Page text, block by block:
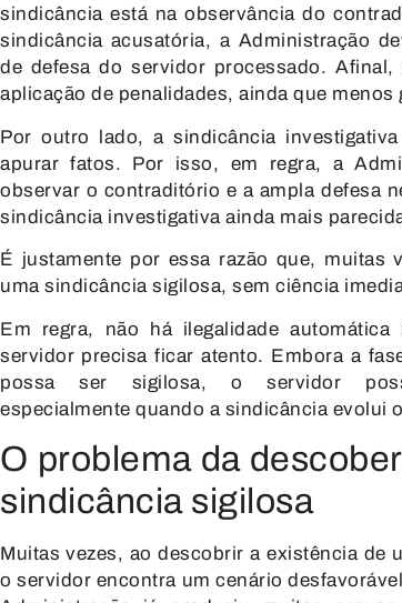
sindicância está na observância do
sindicância acusatória, a Administração
de defesa do servidor processado. Afinal,
aplicação de penalidades, ainda que menos
Por outro lado, a sindicância
apurar fatos. Por isso, em regra, a
observar o contraditório e a ampla defesa
sindicância investigativa ainda mais
É justamente por essa razão que, muitas
uma sindicância sigilosa, sem ciência
Em regra, não há ilegalidade
servidor precisa ficar atento. Embora a
possa ser sigilosa, o servidor
especialmente quando a sindicância evolui
O problema da
sindicância sigilosa
Muitas vezes, ao descobrir a existência de
o servidor encontra um cenário